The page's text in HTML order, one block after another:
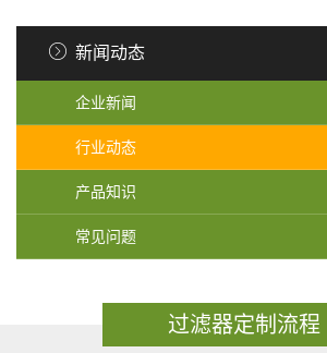
新闻动态
企业新闻
行业动态
产品知识
常见问题
过滤器定制流程